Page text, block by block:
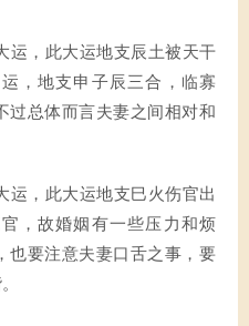
运，此大运地支辰土被天干
，地支申子辰三合，临寡
过总体而言夫妻之间相对和
，此大运地支巳火伤官出
，故婚姻有一些压力和烦
也要注意夫妻口舌之事，要